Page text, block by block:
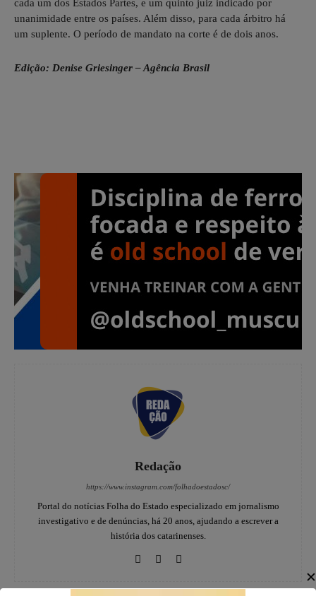
cada um dos Estados Partes, e um quinto juiz indicado por
unanimidade entre os países. Além disso, para cada árbitro há
um suplente. O período de mandato na corte é de dois anos.
Edição: Denise Griesinger – Agência Brasil
Redação
https://www.instagram.com/folhadoestadosc/
Portal do notícias Folha do Estado especializado em jornalismo
investigativo e de denúncias, há 20 anos, ajudando a escrever a
história dos catarinenses.
✕